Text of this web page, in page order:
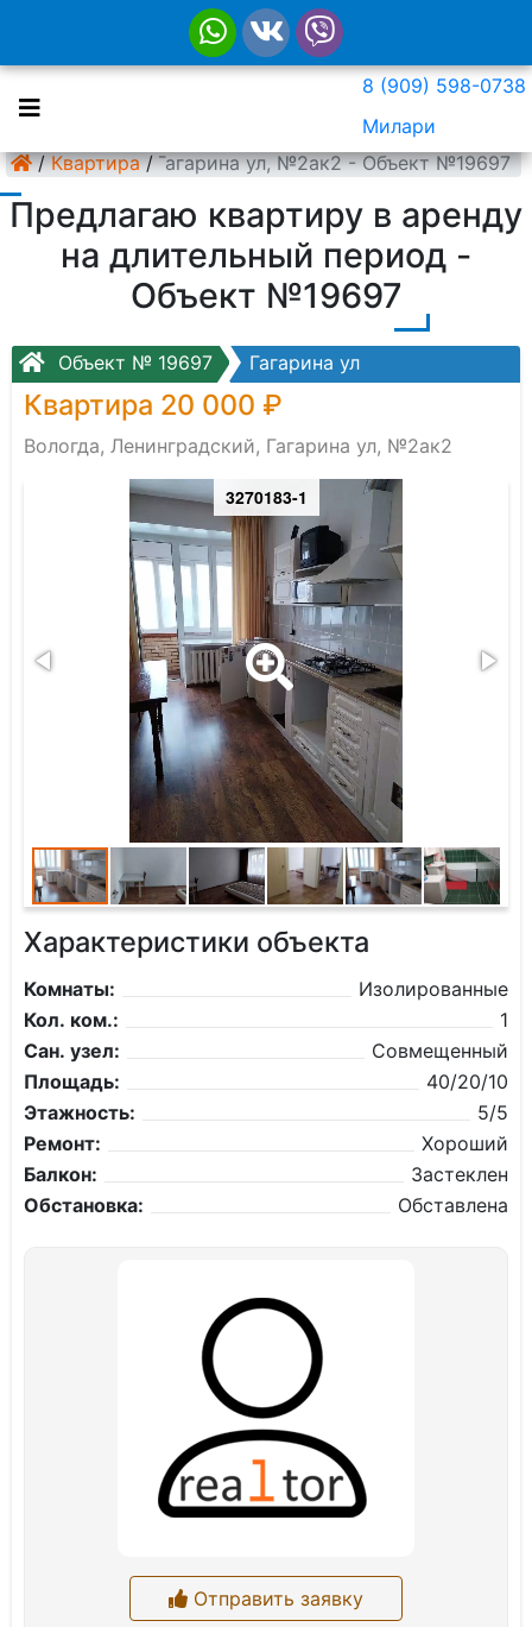
8 (909) 598-0738
Милари
/ Квартира / Гагарина ул, №2ак2 - Объект №19697
Предлагаю квартиру в аренду
на длительный период -
Объект №19697
Объект № 19697 Гагарина ул
Квартира 20 000 ₽
Вологда, Ленинградский, Гагарина ул, №2ак2
3270183-1
Характеристики объекта
Комнаты:
Изолированные
Кол. ком.:
1
Сан. узел:
Совмещенный
Площадь:
40/20/10
Этажность:
5/5
Ремонт:
Хороший
Балкон:
Застеклен
Обстановка:
Обставлена
Отправить заявку